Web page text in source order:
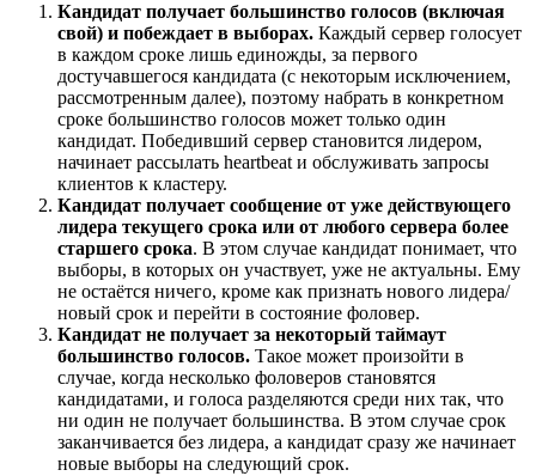
Кандидат получает большинство голосов (включая
свой) и побеждает в выборах. Каждый сервер голосует
в каждом сроке лишь единожды, за первого
достучавшегося кандидата (с некоторым исключением,
рассмотренным далее), поэтому набрать в конкретном
сроке большинство голосов может только один
кандидат. Победивший сервер становится лидером,
начинает рассылать heartbeat и обслуживать запросы
клиентов к кластеру.
Кандидат получает сообщение от уже действующего
лидера текущего срока или от любого сервера более
старшего срока. В этом случае кандидат понимает, что
выборы, в которых он участвует, уже не актуальны. Ему
не остаётся ничего, кроме как признать нового лидера/
новый срок и перейти в состояние фоловер.
Кандидат не получает за некоторый таймаут
большинство голосов. Такое может произойти в
случае, когда несколько фоловеров становятся
кандидатами, и голоса разделяются среди них так, что
ни один не получает большинства. В этом случае срок
заканчивается без лидера, а кандидат сразу же начинает
новые выборы на следующий срок.